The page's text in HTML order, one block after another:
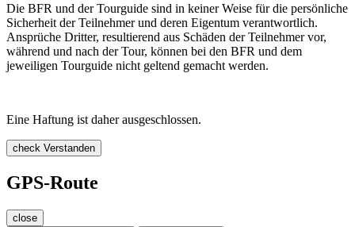
Die BFR und der Tourguide sind in keiner Weise für die persönliche
Sicherheit der Teilnehmer und deren Eigentum verantwortlich.
Ansprüche Dritter, resultierend aus Schäden der Teilnehmer vor,
während und nach der Tour, können bei den BFR und dem
jeweiligen Tourguide nicht geltend gemacht werden.
Eine Haftung ist daher ausgeschlossen.
check Verstanden
GPS-Route
close